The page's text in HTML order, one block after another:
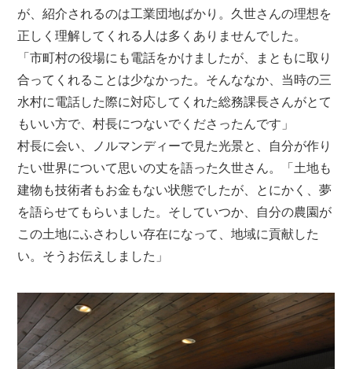
が、紹介されるのは工業団地ばかり。久世さんの理想を
正しく理解してくれる人は多くありませんでした。
「市町村の役場にも電話をかけましたが、まともに取り
合ってくれることは少なかった。そんななか、当時の三
水村に電話した際に対応してくれた総務課長さんがとて
もいい方で、村長につないでくださったんです」
村長に会い、ノルマンディーで見た光景と、自分が作り
たい世界について思いの丈を語った久世さん。「土地も
建物も技術者もお金もない状態でしたが、とにかく、夢
を語らせてもらいました。そしていつか、自分の農園が
この土地にふさわしい存在になって、地域に貢献した
い。そうお伝えしました」